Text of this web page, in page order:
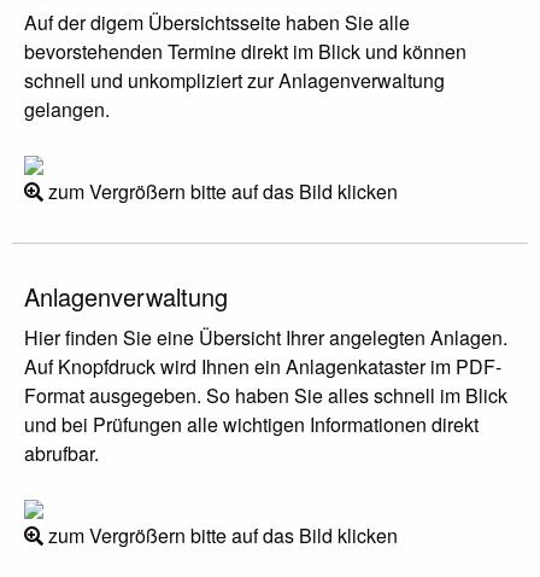
Auf der digem Übersichtsseite haben Sie alle
bevorstehenden Termine direkt im Blick und können
schnell und unkompliziert zur Anlagenverwaltung
gelangen.
zum Vergrößern bitte auf das Bild klicken
Anlagenverwaltung
Hier finden Sie eine Übersicht Ihrer angelegten Anlagen.
Auf Knopfdruck wird Ihnen ein Anlagenkataster im PDF-
Format ausgegeben. So haben Sie alles schnell im Blick
und bei Prüfungen alle wichtigen Informationen direkt
abrufbar.
zum Vergrößern bitte auf das Bild klicken